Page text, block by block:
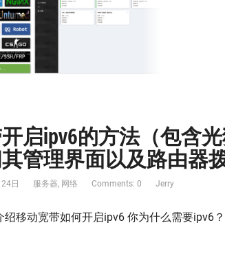
启ipv6的方法（包含
管理界面以及路由器拨
日 服务器, 网络 Comments: 0 Jerry
绍移动宽带如何开启ipv6 你为什么需要ipv6